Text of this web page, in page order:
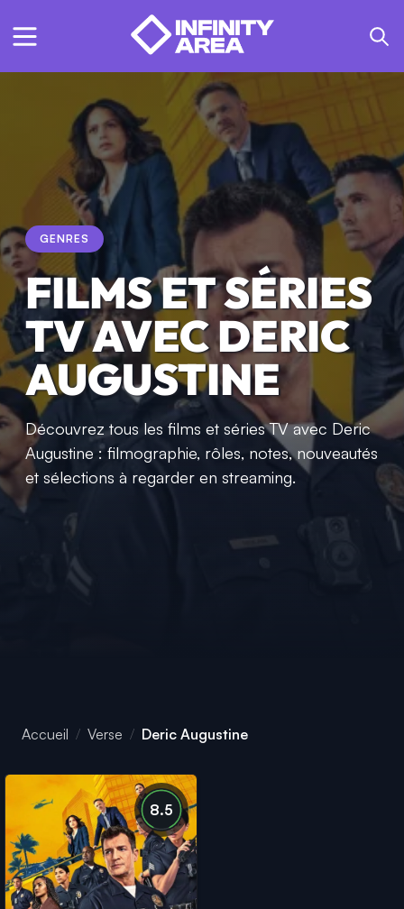
GENRES
FILMS ET SÉRIES
TV AVEC DERIC
AUGUSTINE
Découvrez tous les films et séries TV avec Deric
Augustine : filmographie, rôles, notes, nouveautés
et sélections à regarder en streaming.
Accueil Verse Deric Augustine
8.5